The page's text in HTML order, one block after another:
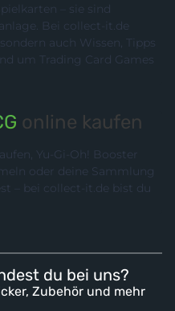
– sie sind
Bei collect-it.de
auch Wissen, Tipps
um Trading Card Games
online kaufen
Yu-Gi-Oh! Booster
oder deine Sammlung
– bei collect-it.de bist du
du bei uns?
Zubehör und mehr